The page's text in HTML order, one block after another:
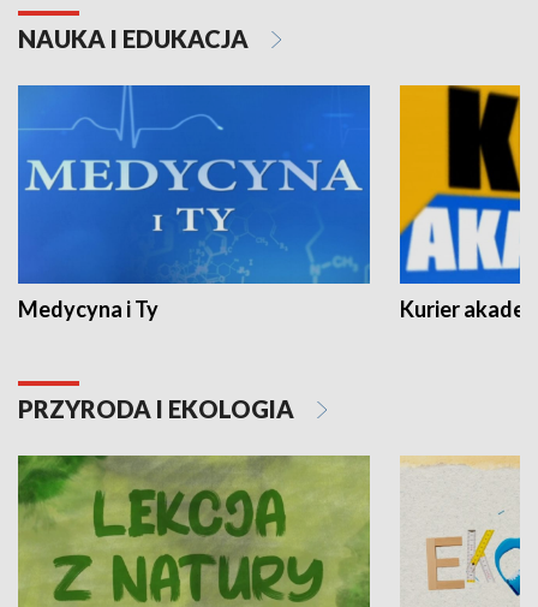
NAUKA I EDUKACJA
Medycyna i Ty Kurier
PRZYRODA I EKOLOGIA